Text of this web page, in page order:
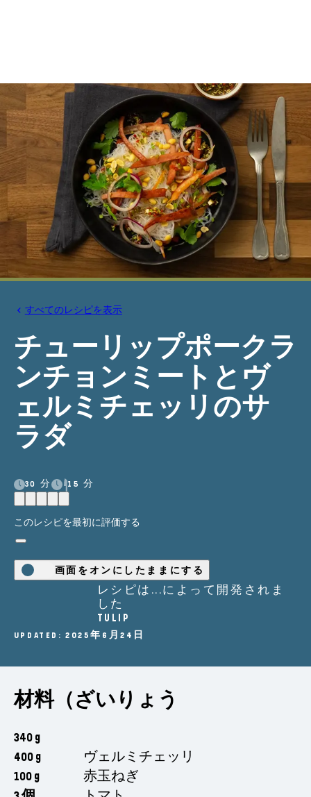
すべてのレシピを表示
チューリップポークラ
ンチョンミートとヴ
ェルミチェッリのサ
ラダ
30 分 15 分
このレシピを最初に評価する
画面をオンにしたままにする
レシピは...によって開発されま
した
TULIP
UPDATED: 2025年6月24日
材料（ざいりょう
340 g
400 g
ヴェルミチェッリ
100 g
赤玉ねぎ